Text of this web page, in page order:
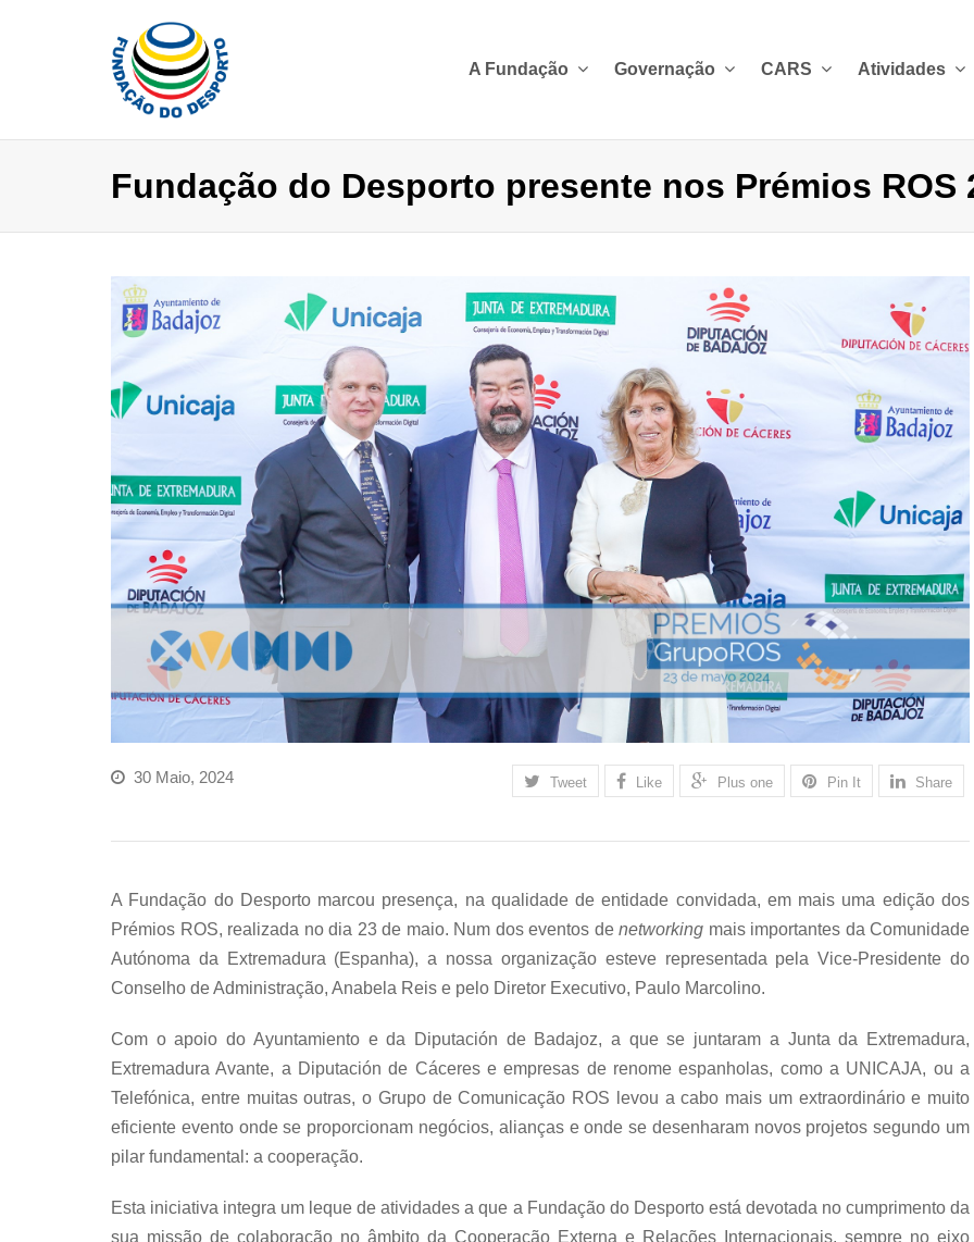
A Fundação Governação CARS Atividades
Fundação do Desporto presente nos Prémios ROS
30 Maio, 2024 Tweet Like Plus one Pin It Share
A Fundação do Desporto marcou presença, na qualidade de entidade convidada, em mais uma edição dos
Prémios ROS, realizada no dia 23 de maio. Num dos eventos de networking mais importantes da Comunidade
Autónoma da Extremadura (Espanha), a nossa organização esteve representada pela Vice-Presidente do
Conselho de Administração, Anabela Reis e pelo Diretor Executivo, Paulo Marcolino.
Com o apoio do Ayuntamiento e da Diputación de Badajoz, a que se juntaram a Junta da Extremadura,
Extremadura Avante, a Diputación de Cáceres e empresas de renome espanholas, como a UNICAJA, ou a
Telefónica, entre muitas outras, o Grupo de Comunicação ROS levou a cabo mais um extraordinário e muito
eficiente evento onde se proporcionam negócios, alianças e onde se desenharam novos projetos segundo um
pilar fundamental: a cooperação.
Esta iniciativa integra um leque de atividades a que a Fundação do Desporto está devotada no cumprimento da
sua missão de colaboração no âmbito da Cooperação Externa e Relações Internacionais, sempre no eixo